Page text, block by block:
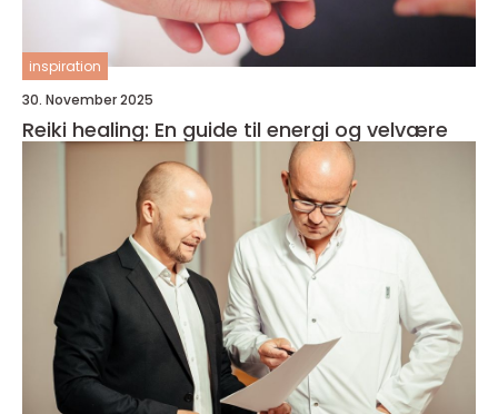
inspiration
30. November 2025
Reiki healing: En guide til energi og velvære